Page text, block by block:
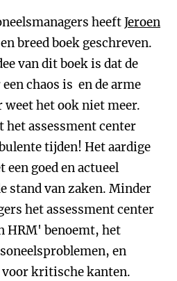
heeftJeroen
breed boek geschreven.
van dit boek is dat de
chaos is ­ en de arme
weet het ook niet meer.
assessment center
tijden! Het aardige
een goed en actueel
stand van zaken. Minder
het assessment center
HRM' benoemt, het
en
kritische kanten.